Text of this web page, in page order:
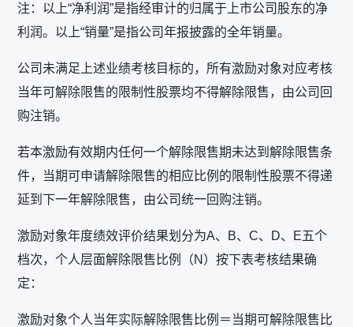
注：以上“净利润”是指经审计的归属于上市公司股东的净
利润。以上“销量”是指公司年报披露的全年销量。
公司未满足上述业绩考核目标的，所有激励对象对应考核
当年可解除限售的限制性股票均不得解除限售，由公司回
购注销。
若本激励有效期内任何一个解除限售期未达到解除限售条
件，当期可申请解除限售的相应比例的限制性股票不得递
延到下一年解除限售，由公司统一回购注销。
激励对象年度绩效评价结果划分为A、B、C、D、E五个
档次，个人层面解除限售比例（N）按下表考核结果确
定：
激励对象个人当年实际解除限售比例＝当期可解除限售比